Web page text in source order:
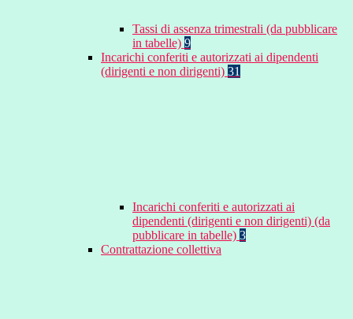
Tassi di assenza trimestrali (da pubblicare
in tabelle) 9
Incarichi conferiti e autorizzati ai dipendenti
(dirigenti e non dirigenti) 31
Incarichi conferiti e autorizzati ai
dipendenti (dirigenti e non dirigenti) (da
pubblicare in tabelle) 3
Contrattazione collettiva